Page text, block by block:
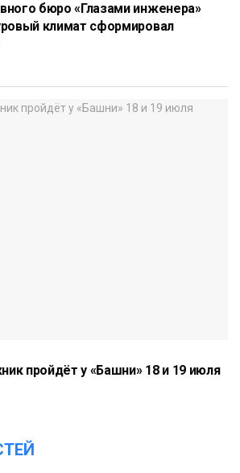
бюро «Глазами инженера»
климат сформировал
пройдёт у «Башни» 18 и 19 июля